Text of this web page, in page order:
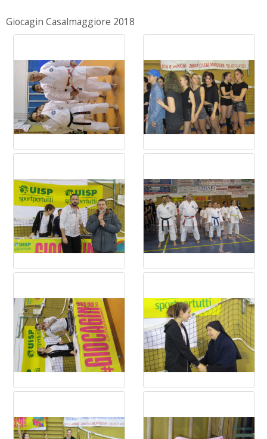
Giocagin Casalmaggiore 2018